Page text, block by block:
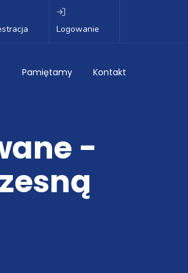
Logowanie
Pamiętamy Kontakt
-